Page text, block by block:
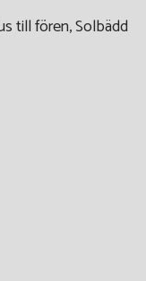
till fören, Solbädd